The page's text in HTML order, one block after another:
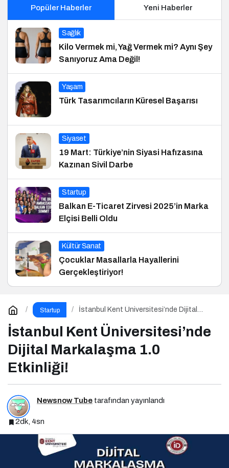
Popüler Haberler Yeni Haberler
Sağlık
Kilo Vermek mi, Yağ Vermek mi? Aynı Şey
Sanıyoruz Ama Değil!
Yaşam
Türk Tasarımcıların Küresel Başarısı
Siyaset
19 Mart: Türkiye’nin Siyasi Hafızasına
Kazınan Sivil Darbe
Startup
Balkan E-Ticaret Zirvesi 2025’in Marka
Elçisi Belli Oldu
Kültür Sanat
Çocuklar Masallarla Hayallerini
Gerçekleştiriyor!
Startup
İstanbul Kent Üniversitesi’nde Dijital
İstanbul Kent Üniversitesi’nde
Dijital Markalaşma 1.0
Etkinliği!
Newsnow Tube tarafından yayınlandı
2dk, 4sn